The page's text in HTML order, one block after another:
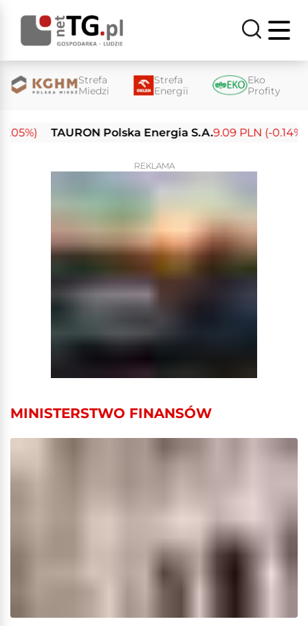
Strefa
Miedzi
Strefa
Energii
Eko
Profity
TAURON Polska Energia S.A.9.09 PLN (-0.14%)
REKLAMA
MINISTERSTWO FINANSÓW